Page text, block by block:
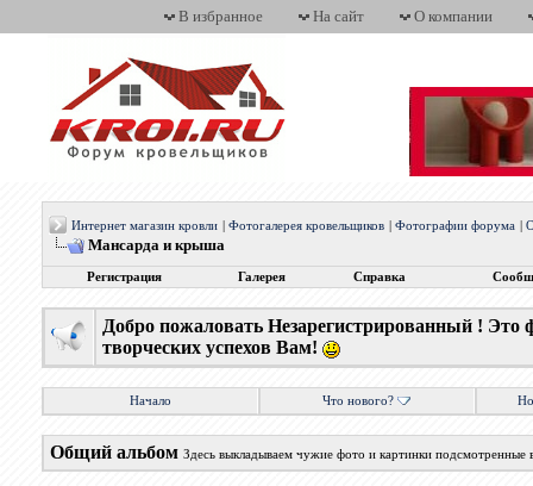
В избранное На сайт О компании
Интернет магазин кровли Фотогалерея кровельщиков Фотографии форума
Мансарда и крыша
Регистрация Галерея Справка
Добро пожаловать Незарегистрированный !
творческих успехов Вам!
Начало Что нового?
Общий альбом Здесь выкладываем чужие фото и картинки подсмотренные